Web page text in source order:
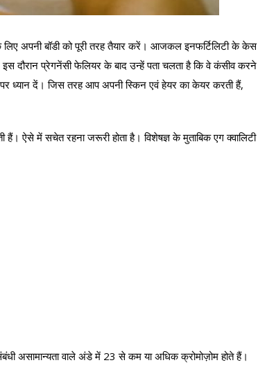
अपनी बॉडी को पूरी तरह तैयार करें। आजकल इनफर्टिलिटी के केस
दौरान प्रेगनेंसी फेलियर के बाद उन्हें पता चलता है कि वे कंसीव करने
ध्यान दें। जिस तरह आप अपनी स्किन एवं हेयर का केयर करती हैं,
हैं। ऐसे में सचेत रहना जरूरी होता है। विशेषज्ञ के मुताबिक एग क्वालिटी
असामान्यता वाले अंडे में 23 से कम या अधिक क्रोमोज़ोम होते हैं।